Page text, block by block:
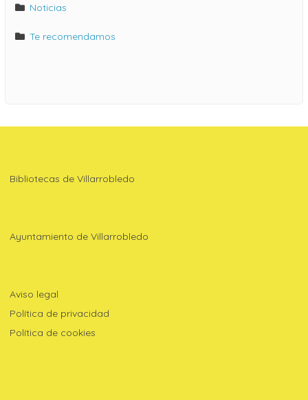
Noticias
Te recomendamos
Bibliotecas de Villarrobledo
Ayuntamiento de Villarrobledo
Aviso legal
Política de privacidad
Política de cookies